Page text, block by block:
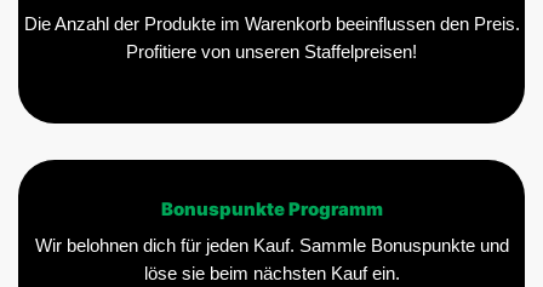
Die Anzahl der Produkte im Warenkorb beeinflussen den Preis.
Profitiere von unseren Staffelpreisen!
Bonuspunkte Programm
Wir belohnen dich für jeden Kauf. Sammle Bonuspunkte und
löse sie beim nächsten Kauf ein.